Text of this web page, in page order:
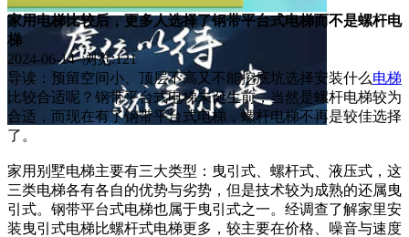
家用电梯比较后，更多人选择了钢带平台式电梯而不是螺杆电
梯
2024-06-14 浏览:121
导读：预留空间小、顶层不高又不能挖底坑选择安装什么电梯
比较合适呢？钢带平台式电梯未诞生前，当然是螺杆电梯较为
合适，而现在有了钢带平台式电梯，螺杆电梯不再是较佳选择
了。
家用别墅电梯主要有三大类型：曳引式、螺杆式、液压式，这
三类电梯各有各自的优势与劣势，但是技术较为成熟的还属曳
引式。钢带平台式电梯也属于曳引式之一。经调查了解家里安
装曳引式电梯比螺杆式电梯更多，较主要在价格、噪音与速度